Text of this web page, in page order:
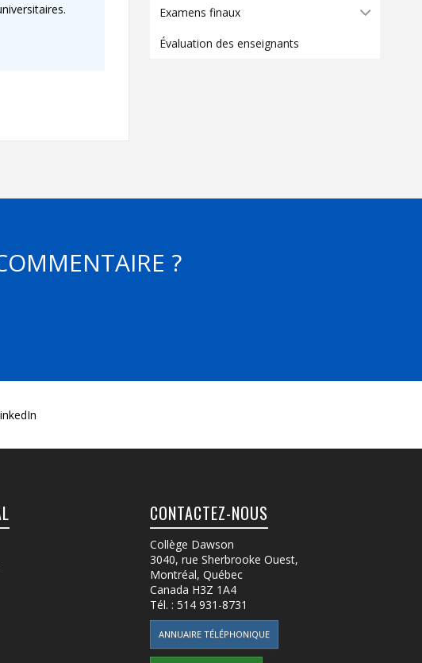
Examens finaux
Évaluation des enseignants
?
CONTACTEZ-NOUS
Collège Dawson
3040, rue Sherbrooke Ouest,
Montréal, Québec
Canada H3Z 1A4
Tél. : 514 931-8731
ANNUAIRE TÉLÉPHONIQUE